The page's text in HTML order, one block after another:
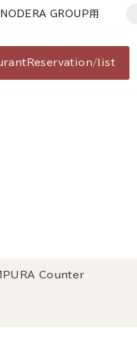
GROUP用
Reservation/list
Counter